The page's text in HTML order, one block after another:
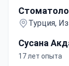
Турция,
Сусана
17 лет опыта